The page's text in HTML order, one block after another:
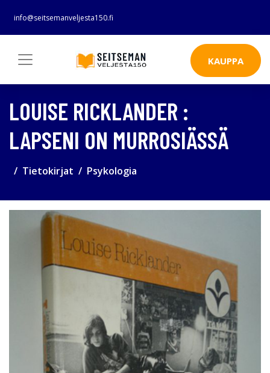
info@seitsemanveljesta150.fi
KAUPPA
LOUISE RICKLANDER :
LAPSENI ON MURROSIÄSSÄ
Tietokirjat Psykologia